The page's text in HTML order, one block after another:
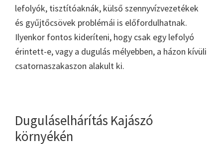
lefolyók, tisztítóaknák, külső szennyvízvezetékek
és gyűjtőcsövek problémái is előfordulhatnak.
Ilyenkor fontos kideríteni, hogy csak egy lefolyó
érintett-e, vagy a dugulás mélyebben, a házon kívüli
csatornaszakaszon alakult ki.
Duguláselhárítás Kajászó
környékén